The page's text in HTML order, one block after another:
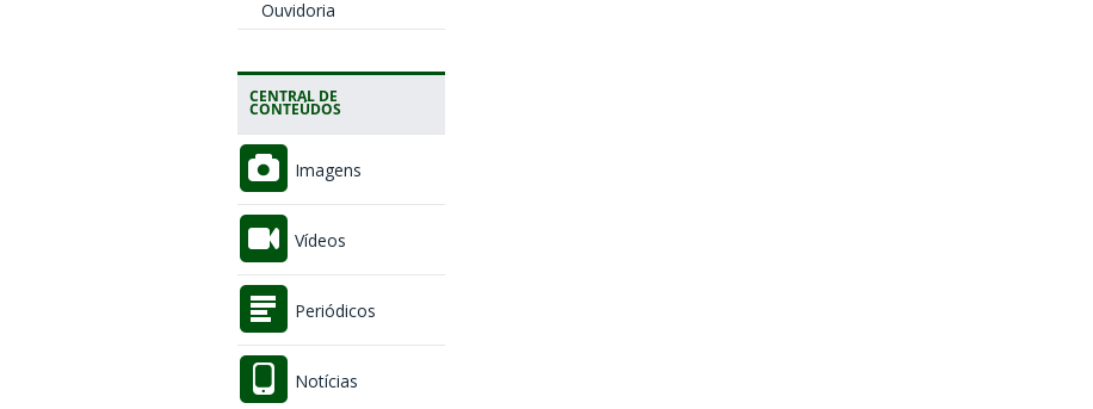
Ouvidoria
CENTRAL DE
CONTEÚDOS
Imagens
Vídeos
Periódicos
Notícias